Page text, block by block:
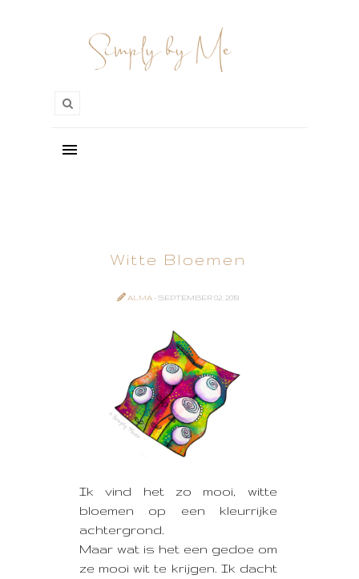
Witte Bloemen
ALMA - SEPTEMBER 02, 2019
Ik vind het zo mooi, witte
bloemen op een kleurrijke
achtergrond.
Maar wat is het een gedoe om
ze mooi wit te krijgen. Ik dacht